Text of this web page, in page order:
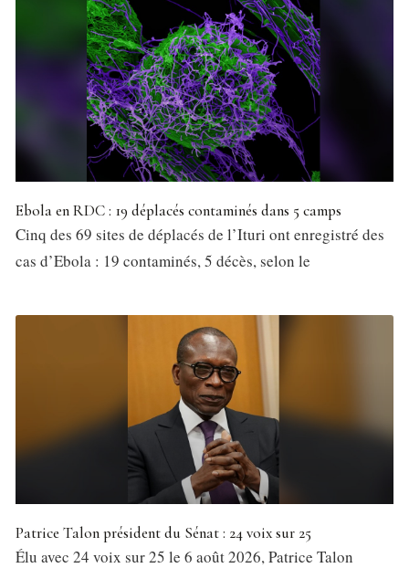
Ebola en RDC : 19 déplacés contaminés dans 5 camps
Cinq des 69 sites de déplacés de l’Ituri ont enregistré des
cas d’Ebola : 19 contaminés, 5 décès, selon le
Patrice Talon président du Sénat : 24 voix sur 25
Élu avec 24 voix sur 25 le 6 août 2026, Patrice Talon